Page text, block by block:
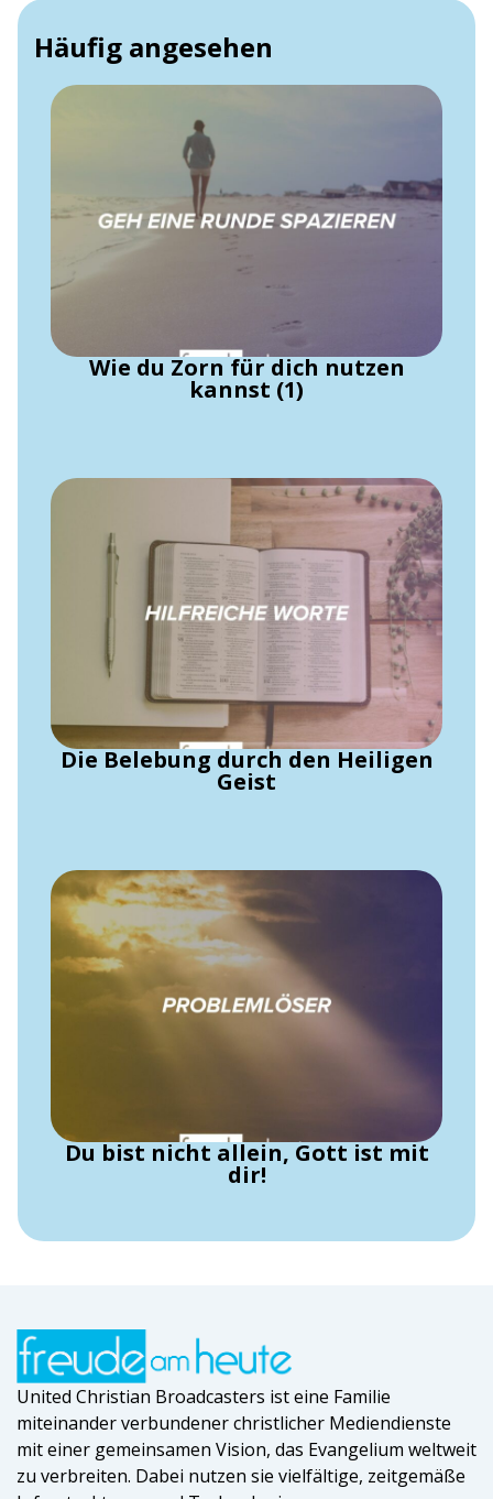
Häufig angesehen
Wie du Zorn für dich nutzen
kannst (1)
Die Belebung durch den Heiligen
Geist
Du bist nicht allein, Gott ist mit
dir!
United Christian Broadcasters ist eine Familie
miteinander verbundener christlicher Mediendienste
mit einer gemeinsamen Vision, das Evangelium weltweit
zu verbreiten. Dabei nutzen sie vielfältige, zeitgemäße